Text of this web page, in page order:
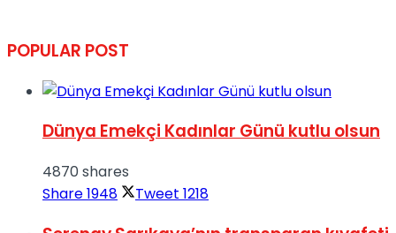
POPULAR POST
Dünya Emekçi Kadınlar Günü kutlu olsun
4870 shares
Share1948 Tweet 1218